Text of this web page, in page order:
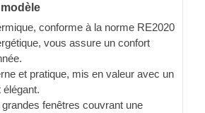
conforme à la norme RE2020
vous assure un confort
et pratique, mis en valeur avec un
élégant.
fenêtres couvrant une